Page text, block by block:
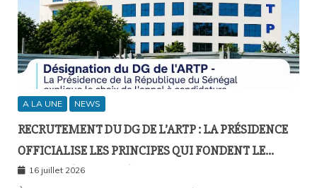
A LA UNE NEWS
RECRUTEMENT DU DG DE L’ARTP : LA PRÉSIDENCE
OFFICIALISE LES PRINCIPES QUI FONDENT LE
RECOURS À L’APPEL À CANDIDATURES
16 juillet 2026